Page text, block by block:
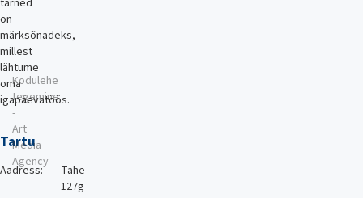
on
märksõnadeks,
millest
lähtume
oma
igapäevatöös.
Tartu
Aadress:
Tähe
127g
Kodulehe
tegemine
-
Art
Media
Agency